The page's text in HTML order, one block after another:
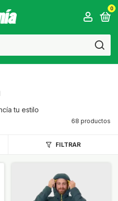
0
tu estilo
68 productos
FILTRAR